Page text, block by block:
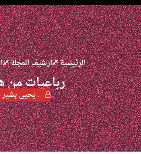
navigation
الرئيسية ارشيف المجلة
رباعيات من
. يحيى